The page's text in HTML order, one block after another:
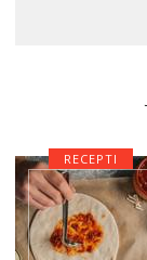
RECEPTI